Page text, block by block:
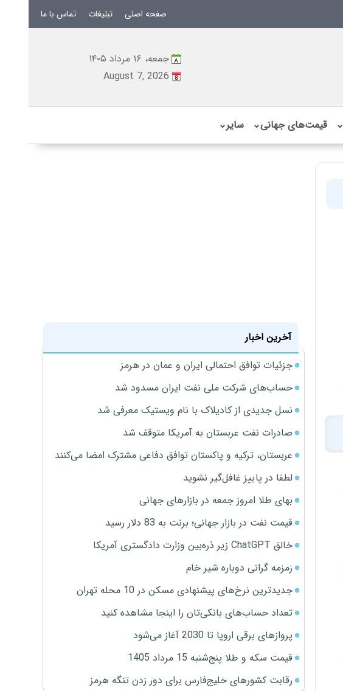
صفحه اصلی تبلیغات تماس با ما
جمعه، ۱۶ مرداد ۱۴۰۵
August 7, 2026
⌄ قیمت‌های جهانی⌄ سایر⌄
آخرین اخبار
جزئیات توافق احتمالی ایران و عمان در هرمز
حساب‌های شرکت ملی نفت ایران مسدود شد
نسل جدیدی از کادیلاک با نام ویستیک معرفی شد
صادرات نفت عربستان به آمریکا متوقف شد
عربستان، ترکیه و پاکستان توافق دفاعی مشترک امضا می‌کنند
لطفا در پاییز غافل‌گیر نشوید
بهای طلا امروز جمعه در بازارهای جهانی
قیمت نفت در بازار جهانی؛ برنت به 83 دلار رسید
خالق ChatGPT زیر ذره‌بین وزارت دادگستری آمریکا
زمزمه گرانی دوباره شیر خام
جدیدترین نرخ‌های پیشنهادی مسکن در 10 محله تهران
تعداد حساب‌های بانکی‌تان را اینجا مشاهده کنید
پروازهای برقی اروپا تا 2030 آغاز می‌شود
قیمت سکه و طلا پنج‌شنبه 15 مرداد 1405
رقابت کشورهای خلیج‌فارس برای دور زدن تنگه هرمز